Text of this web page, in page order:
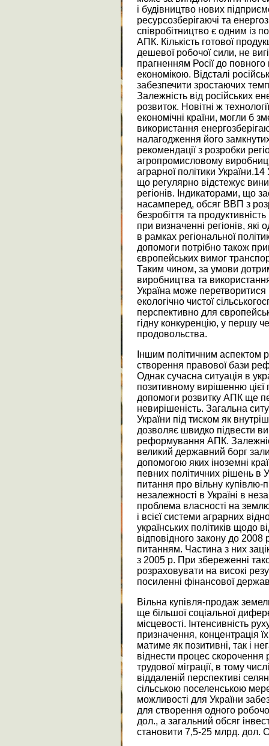
і будівництво нових
ресурсозберігаючі та
співробітництво є одним із
АПК. Кількість готової
дешевої робочої сили, не
прагненням Росії до
економікою. Відсталі
забезпечити зростаючих
Залежність від російських
розвиток. Новітні ж
економічні країни, могли б
використання
налагодження його
рекомендації з розробки
агропромисловому
аграрної політики
що регулярно відстежує
регіонів. Індикаторами, що
насамперед, обсяг ВВП з
безробіття та
при визначенні регіонів,
в рамках регіональної
допомоги потрібно також
європейських вимог
Таким чином, за умови
виробництва та
Україна може
екологічно чистої
перспективно для
гідну конкуренцію, у першу
продовольства.
Іншим політичним
створення правової бази
Однак сучасна ситуація в
позитивному вирішенню
допомоги розвитку АПК ще
невирішеність. Загальна
України під тиском як
дозволяє швидко підвести
реформування АПК.
великий державний борг
допомогою яких іноземні
певних політичних рішень в
питання про вільну купівлю-
незалежності в Україні в
проблема власності на
і всієї системи аграрних
українських політиків щодо
відповідного закону до
питанням. Частина з них
з 2005 р. При збереженні
розраховувати на високі
посиленні фінансової
Вільна купівля-продаж
ще більшої соціальної
місцевості. Інтенсивність
призначення, концентрація
матиме як позитивні, так і
віднести процес скорочення
трудової міграції, в тому
віддаленій перспективі
сільською поселенською
можливості для України
для створення одного
дол., а загальний обсяг
становити 7,5-25 млрд. дол.